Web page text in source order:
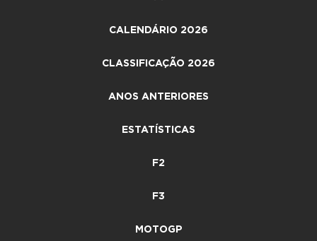
CALENDÁRIO 2026
CLASSIFICAÇÃO 2026
ANOS ANTERIORES
ESTATÍSTICAS
F2
F3
MOTOGP